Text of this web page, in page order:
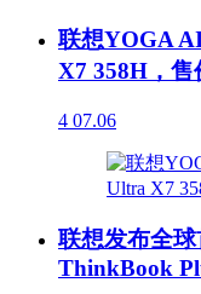
联想YOGA
X7 358H，售
4 07.06
联想发布全
ThinkBook